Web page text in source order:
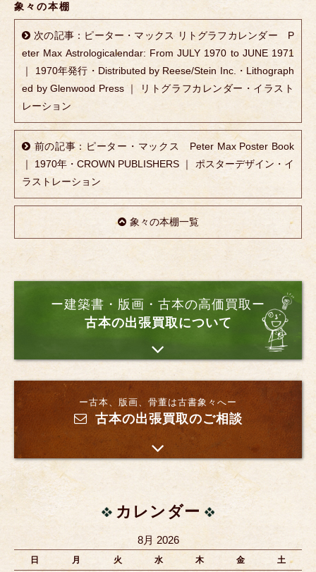
象々の本棚
次の記事：ピーター・マックス リトグラフカレンダー P
eter Max Astrologicalendar: From JULY 1970 to JUNE 1971
｜ 1970年発行・Distributed by Reese/Stein Inc.・Lithograph
ed by Glenwood Press ｜ リトグラフカレンダー・イラスト
レーション
前の記事：ピーター・マックス Peter Max Poster Book
｜ 1970年・CROWN PUBLISHERS ｜ ポスターデザイン・イ
ラストレーション
象々の本棚一覧
ー建築書・版画・古本の高価買取ー
古本の出張買取について
ー古本、版画、骨董は古書象々へー
古本の出張買取のご相談
カレンダー
8月 2026
日 月 火 水 木 金 土